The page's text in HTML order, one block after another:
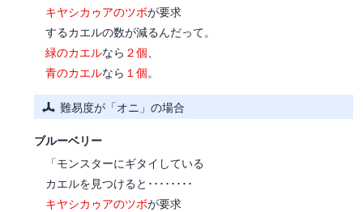
キヤシカゥアのツボが要求
するカエルの数が減るんだって。
緑のカエルなら ２個、
青のカエルなら １個。
難易度が「オニ」の場合
ブルーベリー
「モンスターにギタイしている
カエルを見つけると････････
キヤシカゥアのツボが要求